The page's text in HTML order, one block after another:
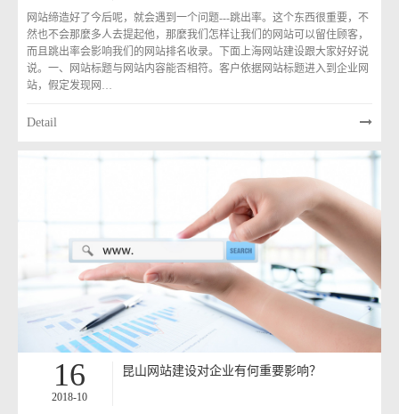
网站缔造好了今后呢，就会遇到一个问题---跳出率。这个东西很重要，不
然也不会那麼多人去提起他，那麼我们怎样让我们的网站可以留住顾客，
而且跳出率会影响我们的网站排名收录。下面上海网站建设跟大家好好说
说。一、网站标题与网站内容能否相符。客户依据网站标题进入到企业网
站，假定发现网…
Detail
16
2018-10
昆山网站建设对企业有何重要影响？